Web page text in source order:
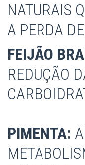
NATURAIS
A PERDA
FEIJÃO
REDUÇÃO
PIMENTA: